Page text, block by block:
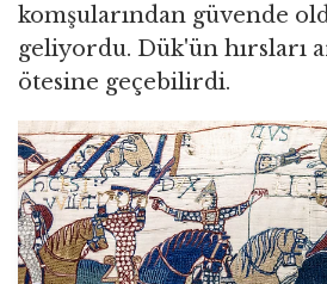
komşularından güvende
geliyordu. Dük'ün hırsları
ötesine geçebilirdi.